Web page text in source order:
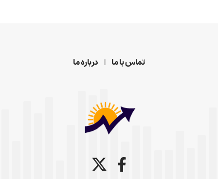
تماس با ما درباره ما